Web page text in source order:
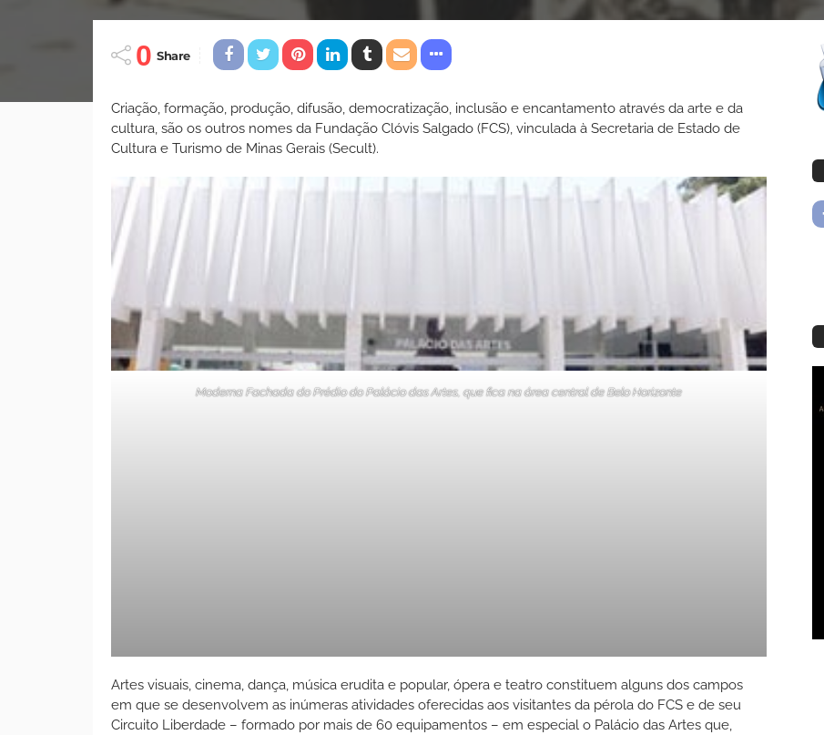
0 Share
Criação, formação, produção, difusão, democratização, inclusão e encantamento através da arte e da
cultura, são os outros nomes da Fundação Clóvis Salgado (FCS), vinculada à Secretaria de Estado de
Cultura e Turismo de Minas Gerais (Secult).
Moderna Fachada do Prédio do Palácio das Artes, que fica na área central de Belo Horizonte
Artes visuais, cinema, dança, música erudita e popular, ópera e teatro constituem alguns dos campos
em que se desenvolvem as inúmeras atividades oferecidas aos visitantes da pérola do FCS e de seu
Circuito Liberdade – formado por mais de 60 equipamentos – em especial o Palácio das Artes que,